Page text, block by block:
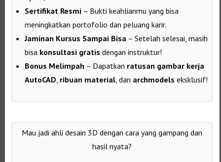
Sertifikat Resmi – Bukti keahlianmu yang bisa
meningkatkan portofolio dan peluang karir.
Jaminan Kursus Sampai Bisa – Setelah selesai, masih
bisa konsultasi gratis dengan instruktur!
Bonus Melimpah – Dapatkan ratusan gambar kerja
AutoCAD ribuan material , dan archmodels eksklusif!
Mau jadi ahli desain 3D dengan cara yang gampang dan
hasil nyata?